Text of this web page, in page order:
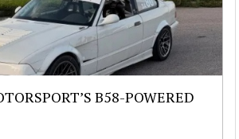
B58-POWERED